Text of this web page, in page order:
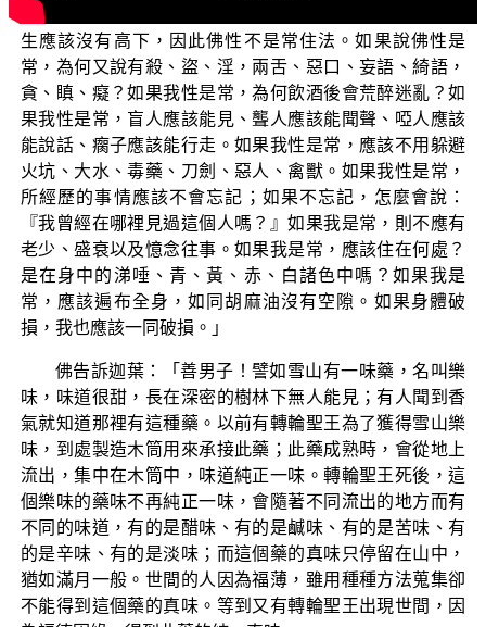
業緣有種種不同，六道各異。如果一定有我的話，一切眾
生應該沒有高下，因此佛性不是常住法。如果說佛性是
常，為何又說有殺、盜、淫，兩舌、惡口、妄語、綺語，
貪、瞋、癡？如果我性是常，為何飲酒後會荒醉迷亂？如
果我性是常，盲人應該能見、聾人應該能聞聲、啞人應該
能說話、瘸子應該能行走。如果我性是常，應該不用躲避
火坑、大水、毒藥、刀劍、惡人、禽獸。如果我性是常，
所經歷的事情應該不會忘記；如果不忘記，怎麼會說：
『我曾經在哪裡見過這個人嗎？』如果我是常，則不應有
老少、盛衰以及憶念往事。如果我是常，應該住在何處？
是在身中的涕唾、青、黃、赤、白諸色中嗎？如果我是
常，應該遍布全身，如同胡麻油沒有空隙。如果身體破
損，我也應該一同破損。」
佛告訴迦葉：「善男子！譬如雪山有一味藥，名叫樂
味，味道很甜，長在深密的樹林下無人能見；有人聞到香
氣就知道那裡有這種藥。以前有轉輪聖王為了獲得雪山樂
味，到處製造木筒用來承接此藥；此藥成熟時，會從地上
流出，集中在木筒中，味道純正一味。轉輪聖王死後，這
個樂味的藥味不再純正一味，會隨著不同流出的地方而有
不同的味道，有的是醋味、有的是鹹味、有的是苦味、有
的是辛味、有的是淡味；而這個藥的真味只停留在山中，
猶如滿月一般。世間的人因為福薄，雖用種種方法蒐集卻
不能得到這個藥的真味。等到又有轉輪聖王出現世間，因